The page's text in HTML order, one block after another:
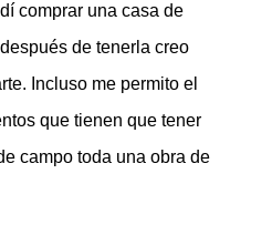
comprar una casa de
de tenerla creo
Incluso me permito el
que tienen que tener
campo toda una obra de